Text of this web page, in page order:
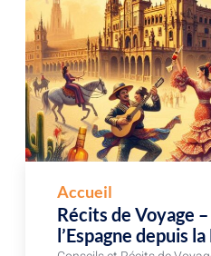
Accueil
Récits de Voyage
l’Espagne depuis